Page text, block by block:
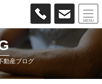
動産ブログ
MENU